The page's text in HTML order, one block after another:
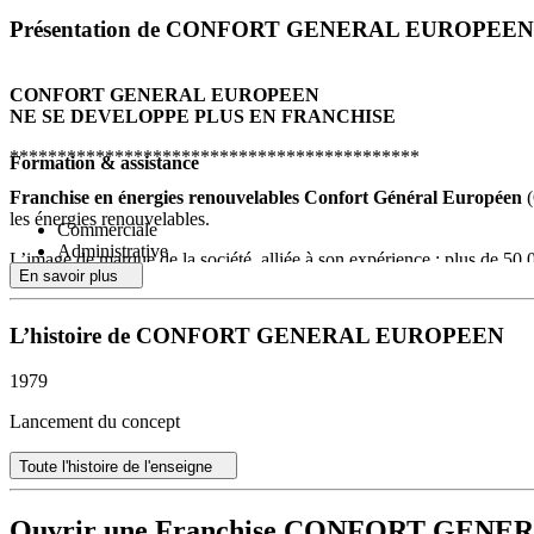
Présentation de CONFORT GENERAL EUROPEEN
CONFORT GENERAL EUROPEEN
NE SE DEVELOPPE PLUS EN FRANCHISE
*******************************************
Franchise en énergies renouvelables Confort Général Européen
les énergies renouvelables.
L’image de marque de la société, alliée à son expérience : plus de
développée pendant plus de 30 ans et s’est hissée dans le peloton
Devenir Franchisé «Confort Général Européen» c’est devenir
Cette activité naissante est leader sur le marché de l’habitat et profite
Formation & assistance
Commerciale
Administrative
Juridique
Informatique
et Marketing.
En savoir plus
L’histoire de CONFORT GENERAL EUROPEEN
1979
Lancement du concept
Toute l'histoire de l'enseigne